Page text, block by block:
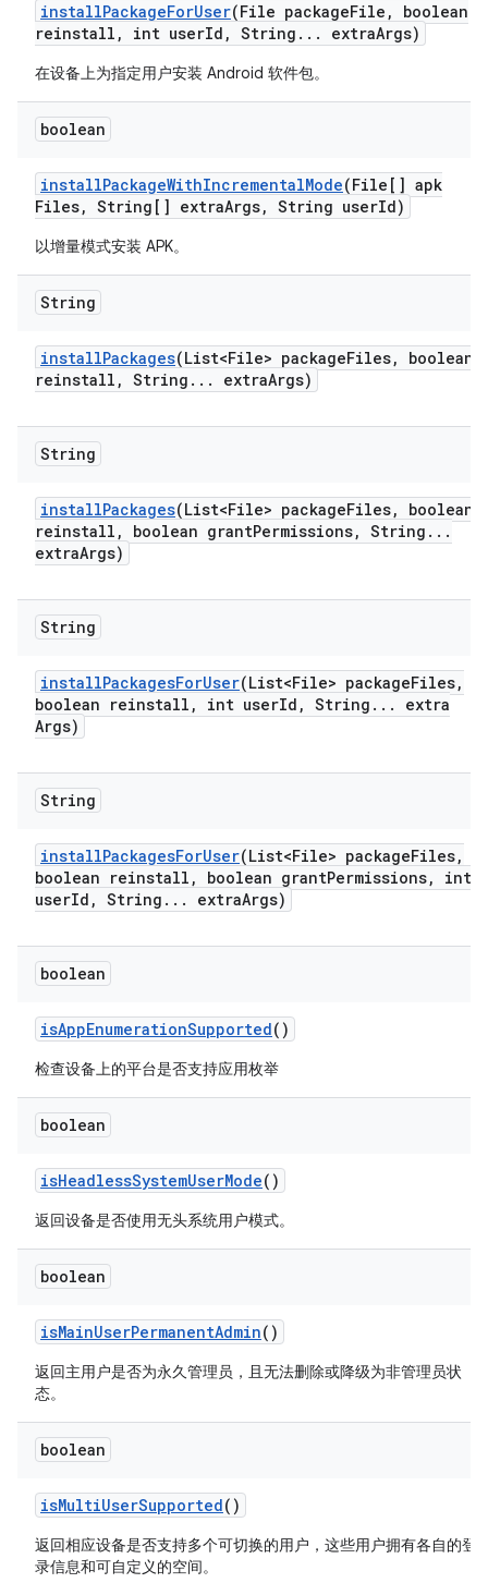
installPackageForUser(File packageFile ,
boolean
reinstall , int userId , String . . . extraArgs)
在设备上为指定用户安装 Android 软件包。
boolean
installPackageWithIncrementalMode(File[] apk
Files, String[] extraArgs, String userId)
以增量模式安装 APK。
String
installPackages(List<File> packageFiles,
boolean
reinstall , String . . . extraArgs)
String
installPackages(List<File> packageFiles,
boolean
reinstall , boolean grantPermissions, String . . .
extraArgs)
String
installPackagesForUser(List<File> packageFiles,
boolean reinstall , int userId , String . . .
extra
Args)
String
installPackagesForUser(List<File> packageFiles,
boolean reinstall , boolean grantPermissions,
int
userId , String . . . extraArgs)
boolean
isAppEnumerationSupported()
检查设备上的平台是否支持应用枚举
boolean
isHeadlessSystemUserMode()
返回设备是否使用无头系统用户模式。
boolean
isMainUserPermanentAdmin()
返回主用户是否为永久管理员，且无法删除或降级为非管理员状
态。
boolean
isMultiUserSupported()
返回相应设备是否支持多个可切换的用户，这些用户拥有各自的登
录信息和可自定义的空间。